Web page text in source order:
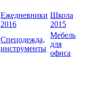
Ежедневники
2016
Школа
2015
Спецодежда,
инструменты
Мебель
для
офиса